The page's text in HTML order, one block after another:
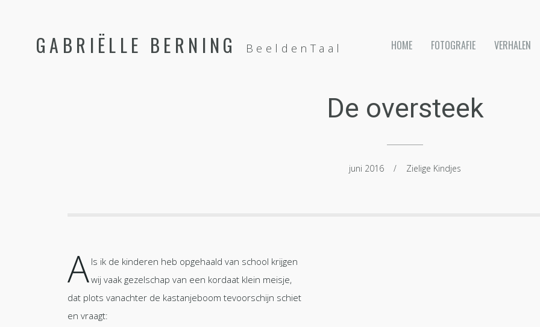
GABRIËLLE BERNING BeeldenTaal HOME FOTOGRAFIE VERHALEN
De oversteek
juni 2016 / Zielige Kindjes
A ls ik de kinderen heb opgehaald van school krijgen
wij vaak gezelschap van een kordaat klein meisje,
dat plots vanachter de kastanjeboom tevoorschijn schiet
en vraagt: